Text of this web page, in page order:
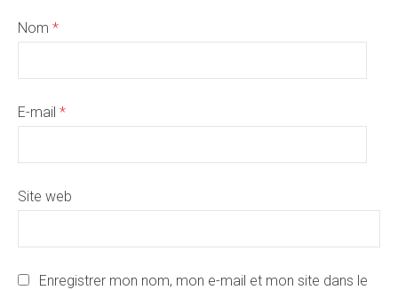
Nom *
E-mail *
Site web
Enregistrer mon nom, mon e-mail et mon site dans le